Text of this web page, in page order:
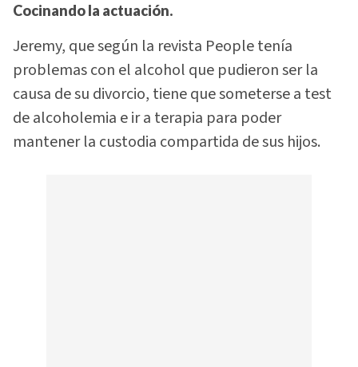
Cocinando la actuación.
Jeremy, que según la revista People tenía
problemas con el alcohol que pudieron ser la
causa de su divorcio, tiene que someterse a test
de alcoholemia e ir a terapia para poder
mantener la custodia compartida de sus hijos.